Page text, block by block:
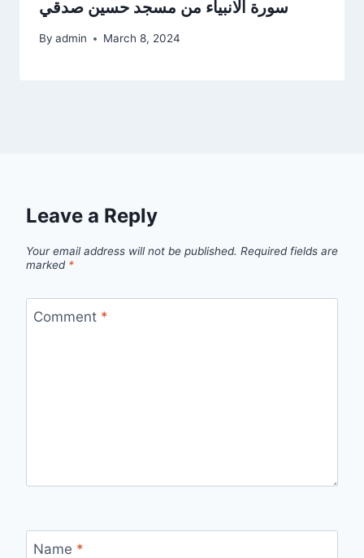
سورة الانبياء من مسجد حسين صدقي
By admin March 8, 2024
Leave a Reply
Your email address will not be published. Required fields are
marked *
Comment *
Name *